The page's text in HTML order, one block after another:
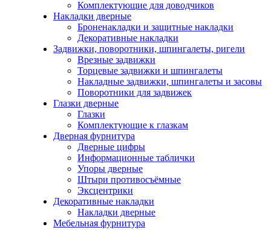
Комплектующие для доводчиков
Накладки дверные
Броненакладки и защитные накладки
Декоративные накладки
Задвижки, поворотники, шпингалеты, ригели
Врезные задвижки
Торцевые задвижки и шпингалеты
Накладные задвижки, шпингалеты и засовы
Поворотники для задвижек
Глазки дверные
Глазки
Комплектующие к глазкам
Дверная фурнитура
Дверные цифры
Информационные таблички
Упоры дверные
Штыри противосъёмные
Эксцентрики
Декоративные накладки
Накладки дверные
Мебельная фурнитура